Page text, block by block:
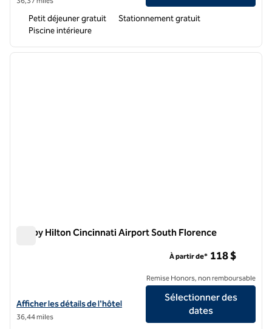
Petit déjeuner gratuit
Stationnement gratuit
Piscine intérieure
1 sur 12
Tru by Hilton Cincinnati Airport South Florence
Afficher les détails de l'hôtel Tru by Hilton Cincinnati Airport South
Afficher les détails de l'hôtel
36,44 miles
À partir de* 118 $
Remise Honors, non remboursable
Sélectionner des
dates